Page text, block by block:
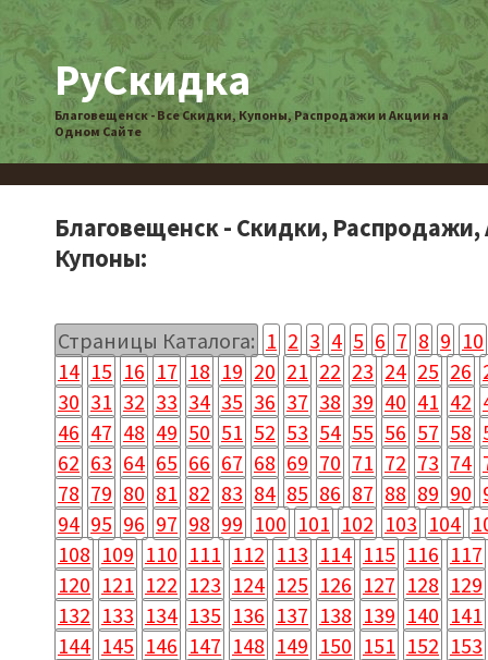
РуСкидка
Благовещенск - Все Скидки, Купоны, Распродажи и Акции на
Одном Сайте
Благовещенск - Скидки, Распродажи,
Купоны:
Страницы Каталога: 1 2 3 4 5 6 7 8 9 10
14 15 16 17 18 19 20 21 22 23 24 25 26
30 31 32 33 34 35 36 37 38 39 40 41 42
46 47 48 49 50 51 52 53 54 55 56 57 58
62 63 64 65 66 67 68 69 70 71 72 73 74
78 79 80 81 82 83 84 85 86 87 88 89 90
94 95 96 97 98 99 100 101 102 103 104
108 109 110 111 112 113 114 115 116 117
120 121 122 123 124 125 126 127 128 129
132 133 134 135 136 137 138 139 140 141
144 145 146 147 148 149 150 151 152 153